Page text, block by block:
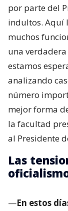
por parte del
indultos. Aquí
muchos
una
estamos
analizando
número
mejor forma
la facultad
al Presidente
Las
—En estos